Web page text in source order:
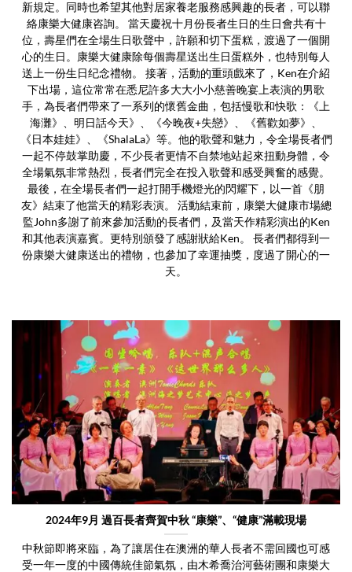
新規定。同時也希望其他對居家養老服務感興趣的長者，可以聯
絡康樂大健康咨詢。 當天慶祝十月份長者生日的生日會共有十
位，壽星們在全場生日歌聲中，許願和切下蛋糕，渡過了一個開
心的生日。康樂大健康除每個壽星送出生日蛋糕外，也特別每人
送上一份生日纪念禮物。 接著，活動的重頭戲來了，Ken在介紹
下出場，這位常常在悉尼許多大大小小慈善晚宴上表演的男歌
手，為長者們帶來了一系列的懷舊金曲，包括慢歌和快歌：《上
海灘》、明日話今天》、《今晚夜+失戀》、《舊歡如夢》、
《日本娃娃》、《ShalaLa》等。他的歌聲和魅力，令全場長者們
一起不停鼓掌助慶，不少長者更情不自禁地站起來扭動身體，令
全場氣氛非常熱烈，長者們完全在投入歌聲和感受興奮的感覺。
最後，在全場長者們一起打開手機燈光的閃耀下，以一首《朋
友》結束了他當天的精彩表演。 活動結束前，康樂大健康市場總
監John多謝了前來參加活動的長者們，及當天作精彩演出的Ken
和其他表演嘉賓。更特別頒發了感謝狀給Ken。 長者們都得到一
份康樂大健康送出的禮物，也參加了幸運抽獎，度過了開心的一
天。
2024年9月 過百長者齊賀中秋 “康樂”、“健康”滿載現場
中秋節即將來臨，為了讓居住在澳洲的華人長者不需回國也可感
受一年一度的中國傳統佳節氣氛，由木希喬治河藝術團和康樂大